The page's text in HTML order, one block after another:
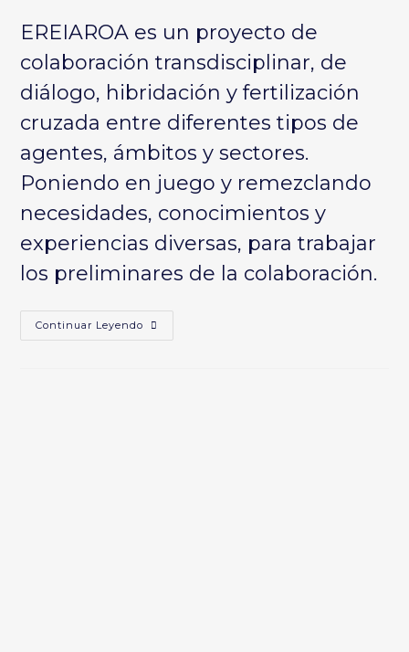
entrada:
EREIAROA es un proyecto de
colaboración transdisciplinar, de
diálogo, hibridación y fertilización
cruzada entre diferentes tipos de
agentes, ámbitos y sectores.
Poniendo en juego y remezclando
necesidades, conocimientos y
experiencias diversas, para trabajar
los preliminares de la colaboración.
Continuar Leyendo EREIAROA